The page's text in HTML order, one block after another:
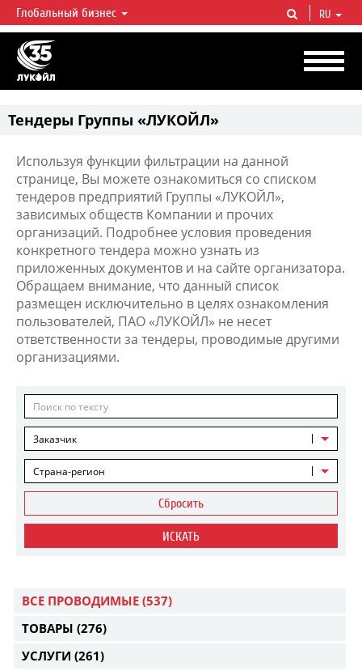
ЛУКОЙЛ СЕГОДНЯ
ЛУКОЙЛ — одна из крупнейших вертикально интегрированных
нефтегазовых компаний в мире, на долю которой приходится более 2%
мировой добычи нефти и около 1% доказанных запасов углеводородов.
Глобальный бизнес RU
Тендеры Группы «ЛУКОЙЛ»
Используя функции фильтрации на данной
странице, Вы можете ознакомиться со списком
тендеров предприятий Группы «ЛУКОЙЛ»,
зависимых обществ Компании и прочих
организаций. Подробнее условия проведения
конкретного тендера можно узнать из
приложенных документов и на сайте организатора.
Обращаем внимание, что данный список
размещен исключительно в целях ознакомления
пользователей, ПАО «ЛУКОЙЛ» не несет
ответственности за тендеры, проводимые другими
организациями.
Заказчик
Страна-регион
Сбросить
ИСКАТЬ
ВСЕ ПРОВОДИМЫЕ (537)
ТОВАРЫ (276)
УСЛУГИ (261)